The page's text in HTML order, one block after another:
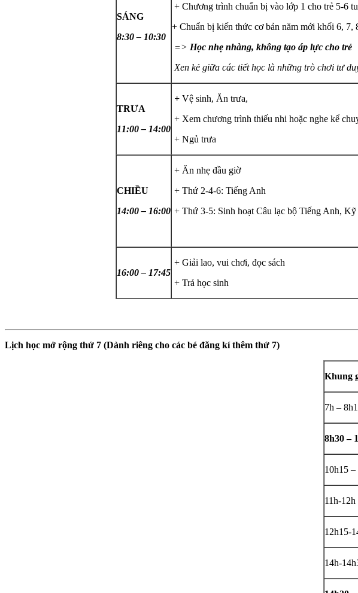
SÁNG
8:30 – 10:30
+ Chương trình chuẩn bị vào lớp 1 cho trẻ 5-6
+ Chuẩn bị kiến thức cơ bản năm mới khối 6, 7,
=> Học nhẹ nhàng, không tạo áp lực cho trẻ
Xen kẻ giữa các tiết học là những trò chơi tư
TRƯA
11:00 – 14:00
+ Vệ sinh, Ăn trưa,
+ Xem chương trình thiếu nhi hoặc nghe kể
+ Ngủ trưa
CHIỀU
14:00 – 16:00
+ Ăn nhẹ đầu giờ
+ Thứ 2-4-6: Tiếng Anh
+ Thứ 3-5: Sinh hoạt Câu lạc bộ Tiếng Anh, Kỹ
16:00 – 17:45
+ Giải lao, vui chơi, đọc sách
+ Trả học sinh
Lịch học mở rộng thứ 7 (Dành riêng cho các bé đăng kí thêm thứ 7)
Khung
7h –
8h30 –
10h15 –
11h-12h
12h15-
14h-